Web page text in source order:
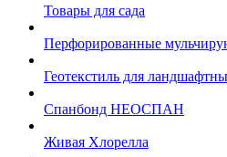
Товары для сада
Перфорированные
Геотекстиль для
Спанбонд НЕОСПАН
Живая Хлорелла